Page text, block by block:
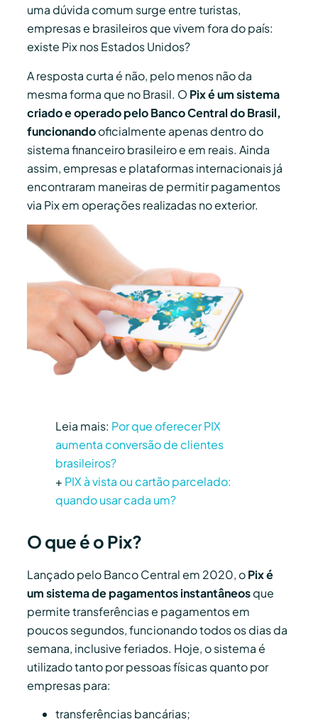
uma dúvida comum surge entre turistas,
empresas e brasileiros que vivem fora do país:
existe Pix nos Estados Unidos?
A resposta curta é não, pelo menos não da
mesma forma que no Brasil. O Pix é um sistema
criado e operado pelo Banco Central do Brasil,
funcionandooficialmente apenas dentro do
sistema financeiro brasileiro e em reais. Ainda
assim, empresas e plataformas internacionais já
encontraram maneiras de permitir pagamentos
via Pix em operações realizadas no exterior.
Leia mais: Por que oferecer PIX
aumenta conversão de clientes
brasileiros?
+ PIX à vista ou cartão parcelado:
quando usar cada um?
O que é o Pix?
Lançado pelo Banco Central em 2020, oPix é
um sistema de pagamentos instantâneosque
permite transferências e pagamentos em
poucos segundos, funcionando todos os dias da
semana, inclusive feriados. Hoje, o sistema é
utilizado tanto por pessoas físicas quanto por
empresas para:
transferências bancárias;